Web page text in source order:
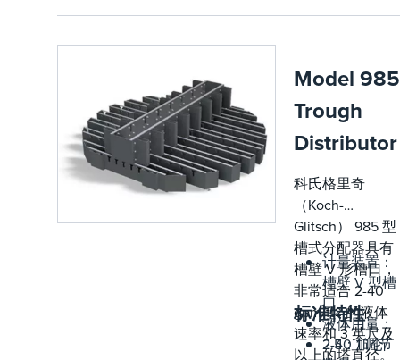
而改善了蒸
位于喇叭外
挡板消除了
蒸汽的旋风
设计用于在
用于原油真
空塔进料时
确保足够的
瓦斯油质量
和产量、最
大塔容量和
适当的清洗
床性能
Model 985
Trough
Distributor
科氏格里奇
（Koch-
Glitsch） 985 型
槽式分配器具有
槽壁 V 形槽口，
非常适合 2-40
gpm/ft2的液体
速率和 3 英尺及
以上的塔直径。
计量装置：
槽壁 V 型槽
口
液体用量：
2-40 加仑/
标准特性
2.5：1 调节